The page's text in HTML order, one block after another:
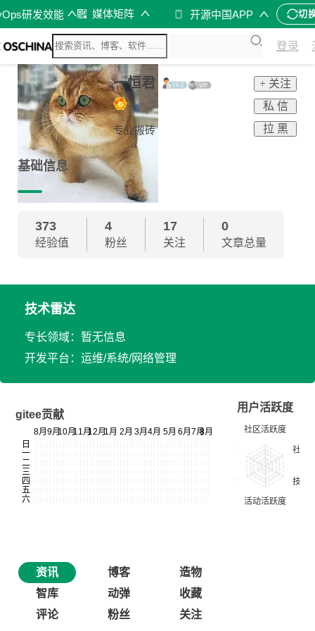
研发效能 媒体矩阵 开源中国APP 切
登录
一恒君
专业搬砖
+ 关注
私 信
拉 黑
基础信息
373
经验值
4
粉丝
17
关注
0
文章总量
技术雷达
专长领域：暂无信息
开发平台：运维/系统/网络管理
gitee贡献
用户活跃度
资讯 博客
造物
智库
动弹
收藏
评论
粉丝 关注